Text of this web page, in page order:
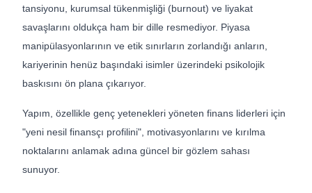
tansiyonu, kurumsal tükenmişliği (burnout) ve liyakat
savaşlarını oldukça ham bir dille resmediyor. Piyasa
manipülasyonlarının ve etik sınırların zorlandığı anların,
kariyerinin henüz başındaki isimler üzerindeki psikolojik
baskısını ön plana çıkarıyor.
Yapım, özellikle genç yetenekleri yöneten finans liderleri için
"yeni nesil finansçı profilini", motivasyonlarını ve kırılma
noktalarını anlamak adına güncel bir gözlem sahası
sunuyor.